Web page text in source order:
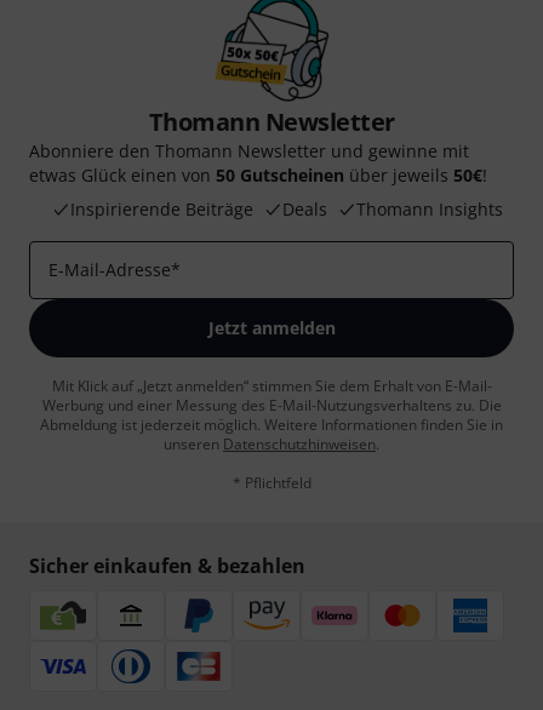
Thomann Newsletter
Abonniere den Thomann Newsletter und gewinne mit
etwas Glück einen von 50 Gutscheinen über jeweils 50€!
Inspirierende Beiträge
Deals Thomann Insights
E-Mail-Adresse*
Jetzt anmelden
Mit Klick auf „Jetzt anmelden“ stimmen Sie dem Erhalt von E-Mail-
Werbung und einer Messung des E-Mail-Nutzungsverhaltens zu. Die
Abmeldung ist jederzeit möglich. Weitere Informationen finden Sie in
unseren Datenschutzhinweisen.
* Pflichtfeld
Sicher einkaufen & bezahlen